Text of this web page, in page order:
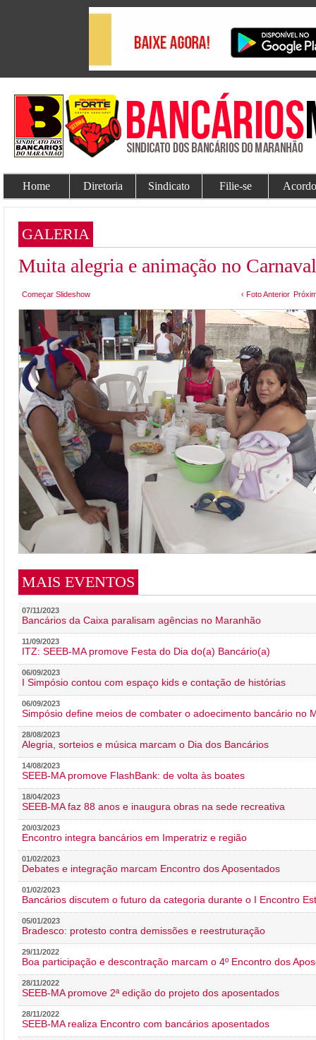
Home Diretoria Sindicato Filie-se
GALERIA
Muita alegria e animação no
Começar Slideshow ‹ Foto Anterior
MAIS EVENTOS
07/11/2023
Bancários da Caixa paralisam agências no Maranhão
11/09/2023
ITZ: SEEB-MA promove Festa do Dia do(a) Bancário(a)
06/09/2023
I Simpósio contou com espaço kids e contação de histórias
06/09/2023
Simpósio define meios de combater o adoecimento bancário no
28/08/2023
Alegria, sorteios e música marcam o Dia dos Bancários
14/08/2023
SEEB-MA promove FlashBank: de volta às boates
18/04/2023
SEEB-MA faz 88 anos e inaugura obras na sede recreativa
20/03/2023
Encontro integra bancários em Imperatriz e região
01/02/2023
Debates e integração marcam Encontro dos Aposentados
01/02/2023
Bancários discutem o futuro da categoria durante o I Encontro
05/01/2023
Bradesco: protesto contra demissões e reestruturação
29/11/2022
Boa participação e descontração marcam o 4º Encontro dos
28/11/2022
SEEB-MA promove 2ª edição do projeto dos aposentados
28/11/2022
SEEB-MA realiza Encontro com bancários aposentados